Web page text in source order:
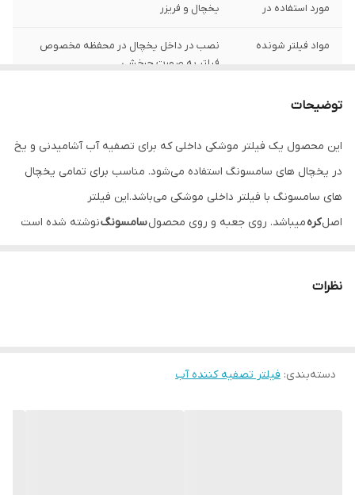
مورد استفاده در یخچال و فریزر
مواد فیلتر شونده
نصب در داخل یخچال در محفظه مخصوص
فیلتر به صورت چرخشی
عمر مفید فیلتر
آلاینده‌ها و
میکروب‌ها
آزبست ، بنزن ، کلروبنزن ، آترازین ، کربوفوران ،
لیندان ، توکسافن
مواد و رسوب
توضیحات
این محصول یک فیلتر موشکی داخلی که برای تصفیه آب آشامیدنی و یخ
در یخچال های سامسونگ استفاده می‌شود. مناسب برای تمامی یخچال
های سامسونگ با فیلتر داخلی موشکی می‌باشد.این فیلتر
اصلکرهمیباشد. روی جعبه و روی محصولسامسونگنوشته شده است
برند
نظرات
دسته‌بندی: فیلتر تصفیه کننده آب